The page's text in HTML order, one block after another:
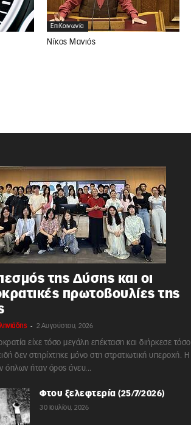
ΕπιΚοινωνία
Νίκος Μανιός
της Δύσης και οι
πρωτοβουλίες της
- 2 Αυγούστου, 2026
είχε τόσο μεγάλη επέκταση και διήρκεσε τόσο
δεν στηρίχτηκε μόνο στη στρατιωτική υπεροχή. Η
όπλων ήταν όρος άνευ...
Φτου ξελεφτερία (25/7/2026)
30 Ιουλίου, 2026